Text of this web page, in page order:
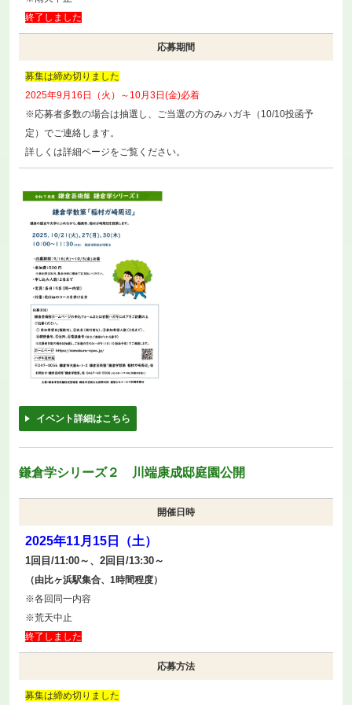
終了しました
応募期間
募集は締め切りました
2025年9月16日（火）～10月3日(金)必着
※応募者多数の場合は抽選し、ご当選の方のみハガキ（10/10投函予
定）でご連絡します。
詳しくは詳細ページをご覧ください。
イベント詳細はこちら
鎌倉学シリーズ２ 川端康成邸庭園公開
開催日時
2025年11月15日（土）
1回目/11:00～、2回目/13:30～
（由比ヶ浜駅集合、1時間程度）
※各回同一内容
※荒天中止
終了しました
応募方法
募集は締め切りました